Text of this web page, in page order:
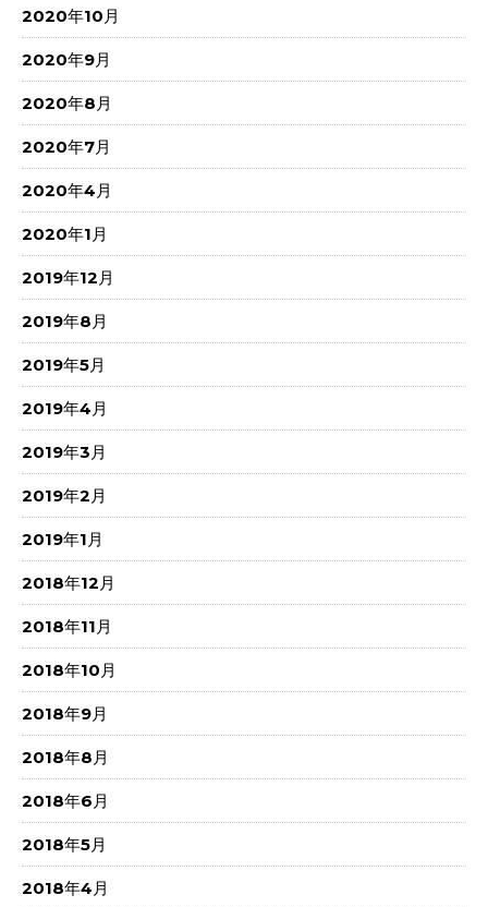
2020年10月
2020年9月
2020年8月
2020年7月
2020年4月
2020年1月
2019年12月
2019年8月
2019年5月
2019年4月
2019年3月
2019年2月
2019年1月
2018年12月
2018年11月
2018年10月
2018年9月
2018年8月
2018年6月
2018年5月
2018年4月